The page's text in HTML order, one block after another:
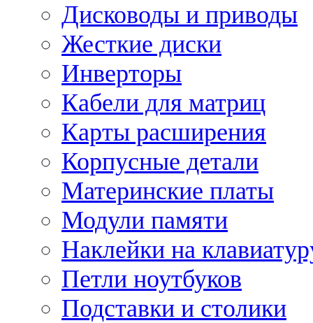
Дисководы и приводы
Жесткие диски
Инверторы
Кабели для матриц
Карты расширения
Корпусные детали
Материнские платы
Модули памяти
Наклейки на
Петли ноутбуков
Подставки и столики